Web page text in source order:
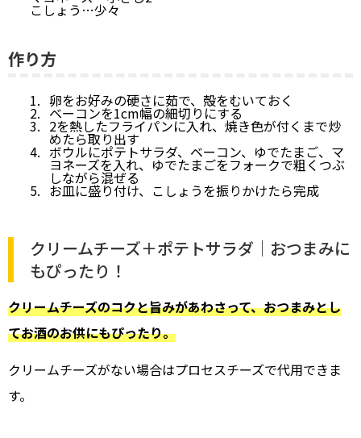
こしょう…少々
作り方
卵をお好みの硬さに茹で、殻をむいておく
ベーコンを1cm幅の細切りにする
2を熱したフライパンに入れ、焼き色が付くまで炒
めたら取り出す
ボウルにポテトサラダ、ベーコン、ゆでたまご、マ
ヨネーズを入れ、ゆでたまごをフォークで粗くつぶ
しながら混ぜる
お皿に盛り付け、こしょうを振りかけたら完成
クリームチーズ＋ポテトサラダ｜おつまみに
もぴったり！
クリームチーズのコクと旨みがあわさって、おつまみとし
てお酒のお供にもぴったり。
クリームチーズがない場合はプロセスチーズで代用できま
す。